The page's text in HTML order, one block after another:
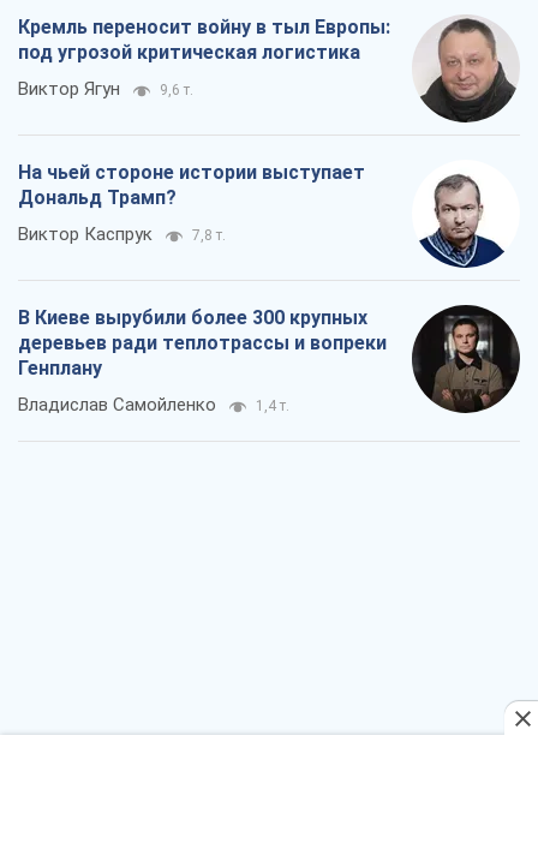
Кремль переносит войну в тыл Европы:
под угрозой критическая логистика
Виктор Ягун 9,6 т.
На чьей стороне истории выступает
Дональд Трамп?
Виктор Каспрук 7,8 т.
В Киеве вырубили более 300 крупных
деревьев ради теплотрассы и вопреки
Генплану
Владислав Самойленко 1,4 т.